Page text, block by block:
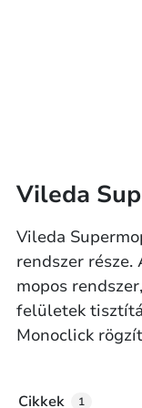
Vileda
Vileda
rendszer része.
mopos
felületek
Monoclick
Cikkek 1